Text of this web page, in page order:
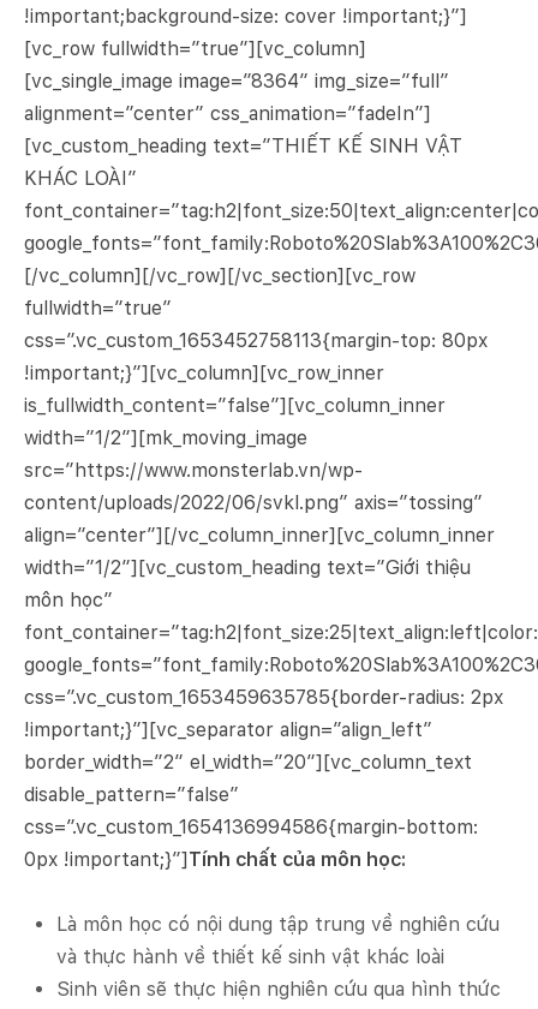
!important;background-size: cover !important;}”]
[vc_row fullwidth=”true”][vc_column]
[vc_single_image image=”8364″ img_size=”full”
alignment=”center” css_animation=”fadeIn”]
[vc_custom_heading text=”THIẾT KẾ SINH VẬT
KHÁC LOÀI”
[/vc_column][/vc_row][/vc_section][vc_row
fullwidth=”true”
css=”.vc_custom_1653452758113{margin-top: 80px
!important;}”][vc_column][vc_row_inner
is_fullwidth_content=”false”][vc_column_inner
width=”1/2″][mk_moving_image
src=”https://www.monsterlab.vn/wp-
content/uploads/2022/06/svkl.png” axis=”tossing”
align=”center”][/vc_column_inner][vc_column_inner
width=”1/2″][vc_custom_heading text=”Giới thiệu
môn học”
css=”.vc_custom_1653459635785{border-radius: 2px
!important;}”][vc_separator align=”align_left”
border_width=”2″ el_width=”20″][vc_column_text
disable_pattern=”false”
css=”.vc_custom_1654136994586{margin-bottom:
0px !important;}”]Tính chất của môn học:
Là môn học có nội dung tập trung về nghiên cứu
và thực hành về thiết kế sinh vật khác loài
Sinh viên sẽ thực hiện nghiên cứu qua hình thức